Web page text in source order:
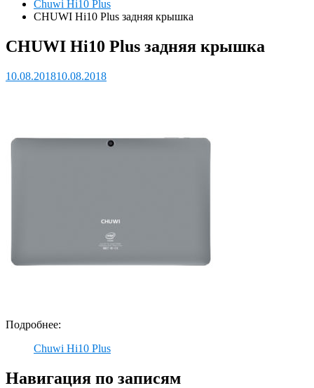
Chuwi Hi10 Plus
CHUWI Hi10 Plus задняя крышка
CHUWI Hi10 Plus задняя крышка
10.08.201810.08.2018
Подробнее:
Chuwi Hi10 Plus
Навигация по записям